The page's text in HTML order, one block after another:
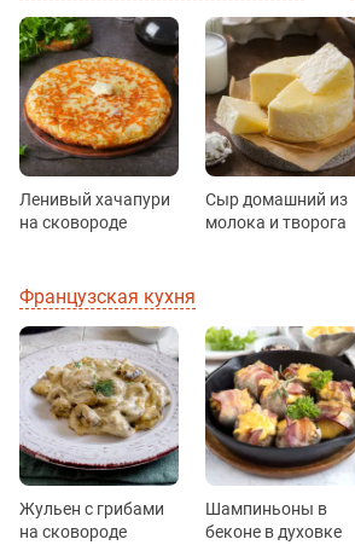
Ленивый хачапури
на сковороде
Сыр домашний из
молока и творога
Французская кухня
Жульен с грибами
на сковороде
Шампиньоны в
беконе в духовке